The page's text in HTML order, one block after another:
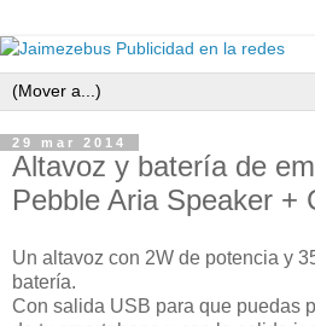
29 mar 2014
Altavoz y batería de
Pebble Aria Speaker +
Un altavoz con 2W de potencia y
batería.
Con salida USB para que puedas